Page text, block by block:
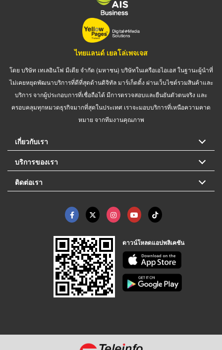
ไทยแลนด์ เยลโล่เพจเจส
โดย บริษัท เทเลอินโฟ มีเดีย จำกัด (มหาชน) บริษัทในเครือเอไอเอส ในฐานะผู้นำที่
ไม่เคยหยุดพัฒนาบริการที่ดีที่สุดด้านดิจิทัล มาร์เก็ตติ้ง ผ่านเว็บไซต์รวมสินค้าและ
บริการ จากผู้ประกอบการที่เชื่อถือได้ มีการตรวจสอบและยืนยันตัวตนจริง และ
ครอบคลุมทุกหมวดธุรกิจมากที่สุดในประเทศ เราจะมอบบริการที่เหนือความคาด
หมาย จากทีมงานคุณภาพ
เกี่ยวกับเรา
บริการของเรา
ติดต่อเรา
ดาวน์โหลดแอปพลิเคชัน